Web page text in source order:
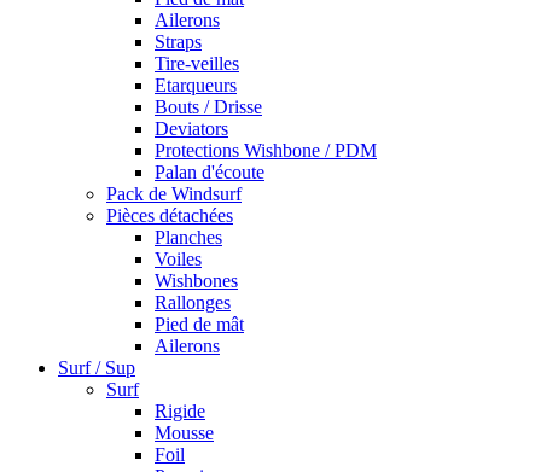
Ailerons
Straps
Tire-veilles
Etarqueurs
Bouts / Drisse
Deviators
Protections Wishbone / PDM
Palan d'écoute
Pack de Windsurf
Pièces détachées
Planches
Voiles
Wishbones
Rallonges
Pied de mât
Ailerons
Surf / Sup
Surf
Rigide
Mousse
Foil